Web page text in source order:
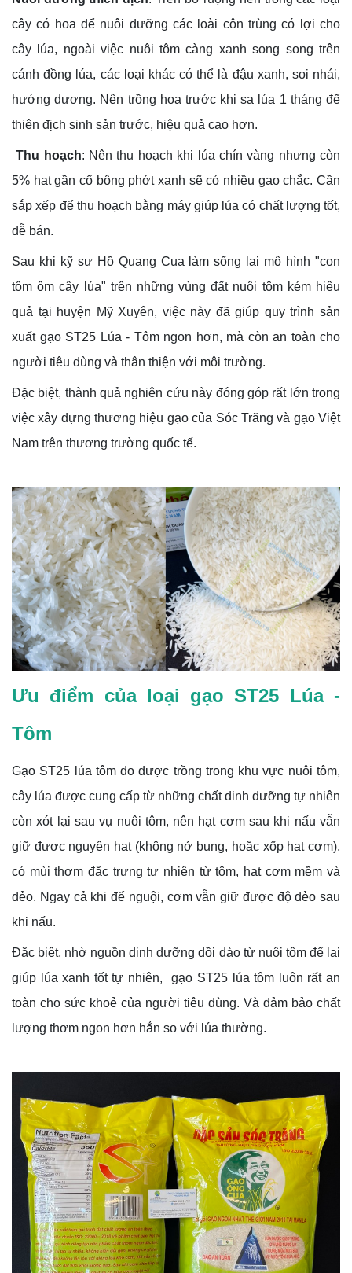
cây có hoa để nuôi dưỡng các loài côn trùng có lợi cho
cây lúa, ngoài việc nuôi tôm càng xanh song song trên
cánh đồng lúa, các loại khác có thể là đậu xanh, soi nhái,
hướng dương. Nên trồng hoa trước khi sạ lúa 1 tháng để
thiên địch sinh sản trước, hiệu quả cao hơn.
Thu hoạch: Nên thu hoạch khi lúa chín vàng nhưng còn
5% hạt gần cổ bông phớt xanh sẽ có nhiều gạo chắc. Cần
sắp xếp để thu hoạch bằng máy giúp lúa có chất lượng tốt,
dễ bán.
Sau khi kỹ sư Hồ Quang Cua làm sống lại mô hình "con
tôm ôm cây lúa" trên những vùng đất nuôi tôm kém hiệu
quả tại huyện Mỹ Xuyên, việc này đã giúp quy trình sản
xuất gạo ST25 Lúa - Tôm ngon hơn, mà còn an toàn cho
người tiêu dùng và thân thiện với môi trường.
Đặc biệt, thành quả nghiên cứu này đóng góp rất lớn trong
việc xây dựng thương hiệu gạo của Sóc Trăng và gạo Việt
Nam trên thương trường quốc tế.
Ưu điểm của loại gạo ST25 Lúa -
Tôm
Gạo ST25 lúa tôm do được trồng trong khu vực nuôi tôm,
cây lúa được cung cấp từ những chất dinh dưỡng tự nhiên
còn xót lại sau vụ nuôi tôm, nên hạt cơm sau khi nấu vẫn
giữ được nguyên hạt (không nở bung, hoặc xốp hạt cơm),
có mùi thơm đặc trưng tự nhiên từ tôm, hạt cơm mềm và
dẻo. Ngay cả khi để nguội, cơm vẫn giữ được độ dẻo sau
khi nấu.
Đặc biệt, nhờ nguồn dinh dưỡng dồi dào từ nuôi tôm để lại
giúp lúa xanh tốt tự nhiên, gạo ST25 lúa tôm luôn rất an
toàn cho sức khoẻ của người tiêu dùng. Và đảm bảo chất
lượng thơm ngon hơn hẳn so với lúa thường.